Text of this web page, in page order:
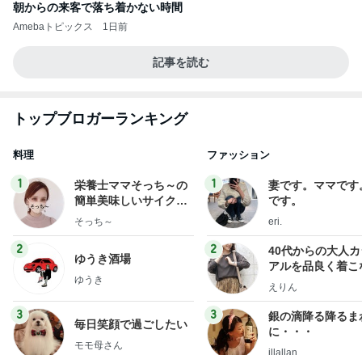
朝からの来客で落ち着かない時間
Amebaトピックス 1日前
記事を読む
トップブロガーランキング
料理
1
栄養士ママそっち～の
簡単美味しいサイクル
献立
そっち～
2
ゆうき酒場
ゆうき
3
毎日笑顔で過ごしたい
モモ母さん
ファッション
1
妻です。ママです
です。
eri.
2
40代からの大人
アルを品良く着こ
ファッションブロ
えりん
3
銀の滴降る降るま
に・・・
illallan